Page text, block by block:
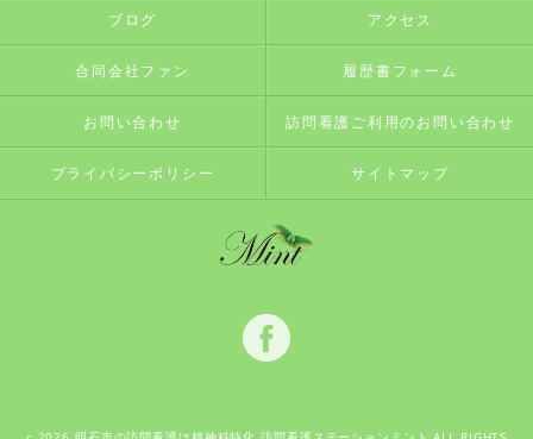
ブログ アクセス
合同会社ファン 履歴書フォーム
お問い合わせ 訪問看護ご利用のお問い合わせ
プライバシーポリシー サイトマップ